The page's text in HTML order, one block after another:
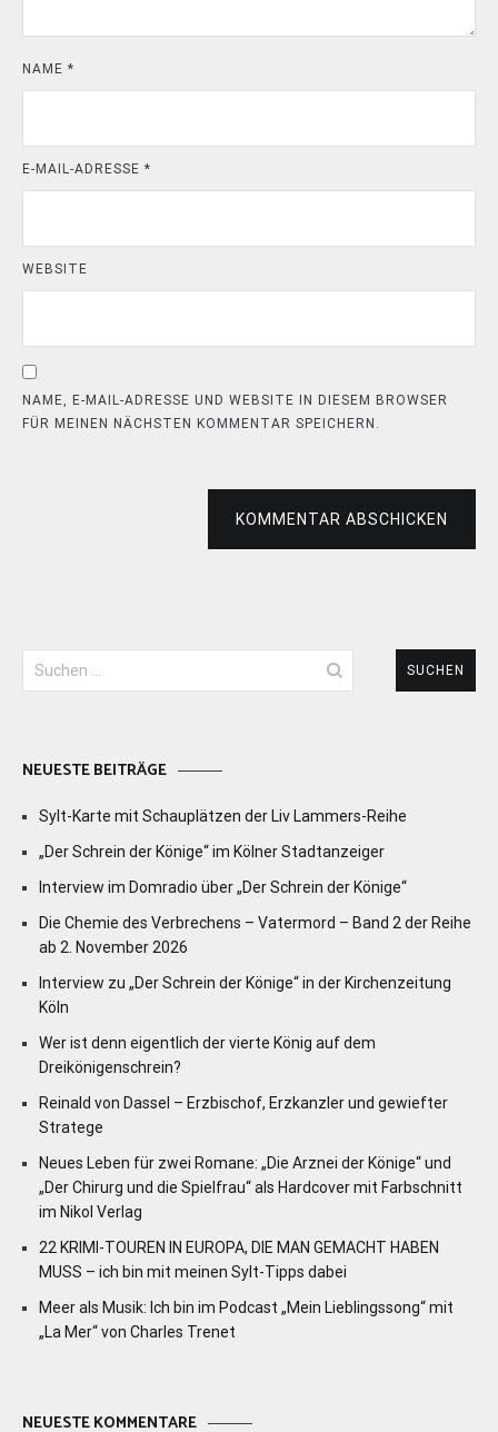
NAME *
E-MAIL-ADRESSE *
WEBSITE
NAME, E-MAIL-ADRESSE UND WEBSITE IN DIESEM BROWSER
FÜR MEINEN NÄCHSTEN KOMMENTAR SPEICHERN.
KOMMENTAR ABSCHICKEN
Suchen
nach:
NEUESTE BEITRÄGE
Sylt-Karte mit Schauplätzen der Liv Lammers-Reihe
„Der Schrein der Könige“ im Kölner Stadtanzeiger
Interview im Domradio über „Der Schrein der Könige“
Die Chemie des Verbrechens – Vatermord – Band 2 der Reihe
ab 2. November 2026
Interview zu „Der Schrein der Könige“ in der Kirchenzeitung
Köln
Wer ist denn eigentlich der vierte König auf dem
Dreikönigenschrein?
Reinald von Dassel – Erzbischof, Erzkanzler und gewiefter
Stratege
Neues Leben für zwei Romane: „Die Arznei der Könige“ und
„Der Chirurg und die Spielfrau“ als Hardcover mit Farbschnitt
im Nikol Verlag
22 KRIMI-TOUREN IN EUROPA, DIE MAN GEMACHT HABEN
MUSS – ich bin mit meinen Sylt-Tipps dabei
Meer als Musik: Ich bin im Podcast „Mein Lieblingssong“ mit
„La Mer“ von Charles Trenet
NEUESTE KOMMENTARE